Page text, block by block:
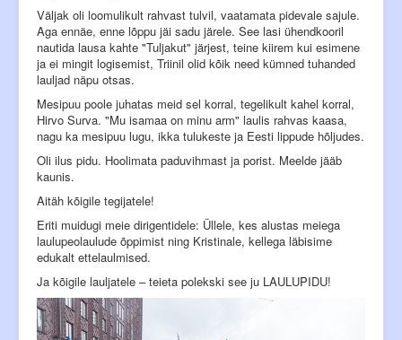
Väljak oli loomulikult rahvast tulvil, vaatamata pidevale sajule.
Aga ennäe, enne lõppu jäi sadu järele. See lasi ühendkooril
nautida lausa kahte "Tuljakut" järjest, teine kiirem kui esimene
ja ei mingit logisemist, Triinil olid kõik need kümned tuhanded
lauljad näpu otsas.
Mesipuu poole juhatas meid sel korral, tegelikult kahel korral,
Hirvo Surva. "Mu isamaa on minu arm" laulis rahvas kaasa,
nagu ka mesipuu lugu, ikka tulukeste ja Eesti lippude hõljudes.
Oli ilus pidu. Hoolimata paduvihmast ja porist. Meelde jääb
kaunis.
Aitäh kõigile tegijatele!
Eriti muidugi meie dirigentidele: Üllele, kes alustas meiega
laulupeolaulude õppimist ning Kristinale, kellega läbisime
edukalt ettelaulmised.
Ja kõigile lauljatele – teieta polekski see ju LAULUPIDU!